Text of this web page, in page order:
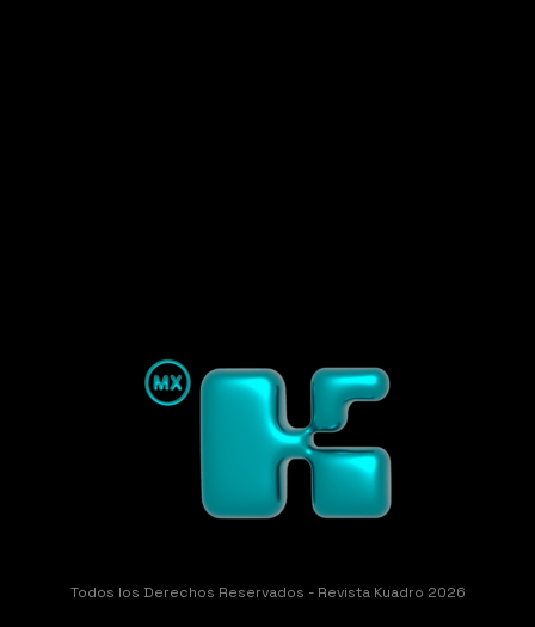
Todos los Derechos Reservados - Revista Kuadro 2026